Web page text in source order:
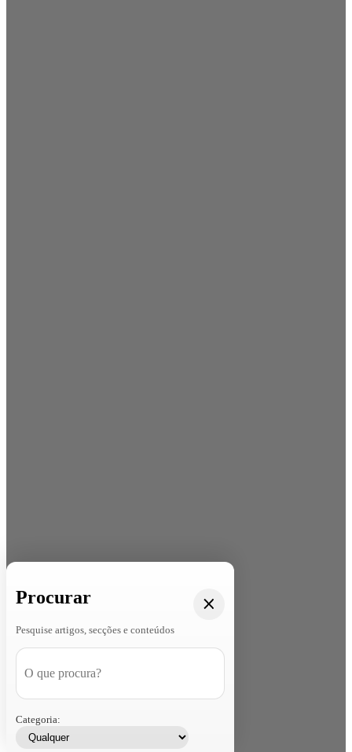
Procurar
Pesquise artigos, secções e conteúdos
Categoria: